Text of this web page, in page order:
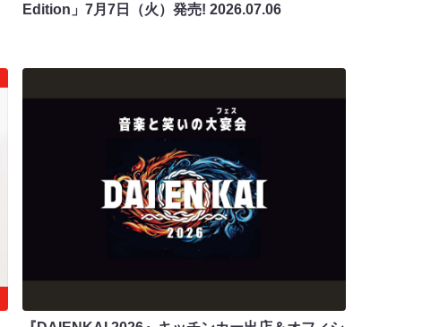
Edition」7月7日（火）発売! 2026.07.06